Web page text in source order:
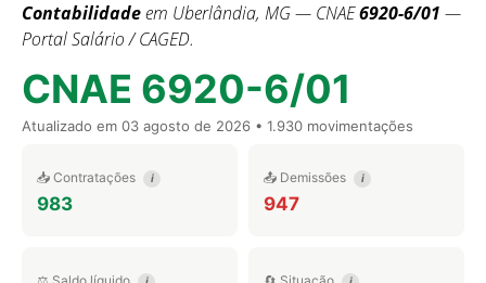
Contabilidadeem Uberlândia, MG — CNAE6920-6/01 —
Portal Salário / CAGED.
CNAE 6920-6/01
Atualizado em 03 agosto de 2026 • 1.930 movimentações
📥 Contratações i
983
📤 Demissões i
947